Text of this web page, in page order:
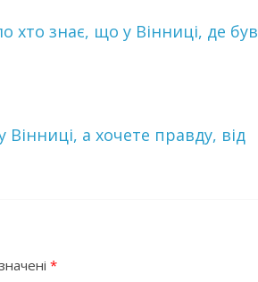
хто знає, що у Вінниці, де був
а хочете правду, від
*